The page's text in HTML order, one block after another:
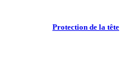
Protection de la tête